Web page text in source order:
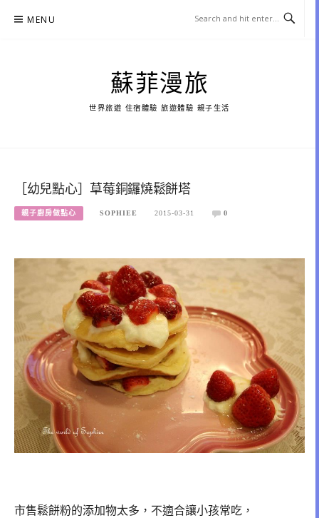
MENU
蘇菲漫旅
世界旅遊 住宿體驗 旅遊體驗 親子生活
［幼兒點心］草莓銅鑼燒鬆餅塔
親子廚房做點心 SOPHIEE 2015-03-31 0
市售鬆餅粉的添加物太多，不適合讓小孩常吃，